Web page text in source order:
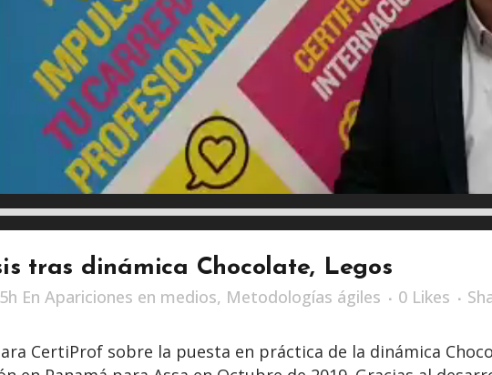
tras dinámica Chocolate, Legos
En Apariciones en medios, Metodologías ágiles 0 Likes
CertiProf sobre la puesta en práctica de la dinámica